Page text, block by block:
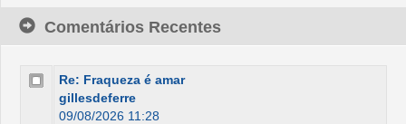
Comentários Recentes
Re: Fraqueza é amar
gillesdeferre
09/08/2026 11:28